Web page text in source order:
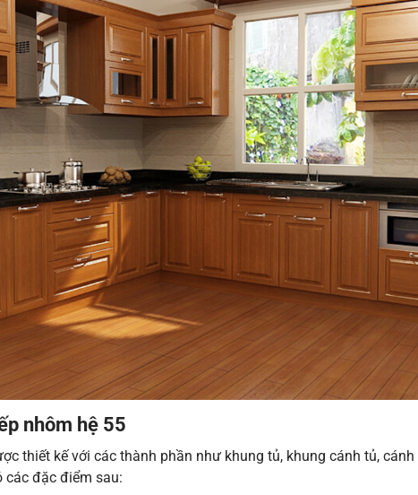
nhôm hệ 55
thiết kế với các thành phần như khung tủ, khung cánh tủ,
các đặc điểm sau: